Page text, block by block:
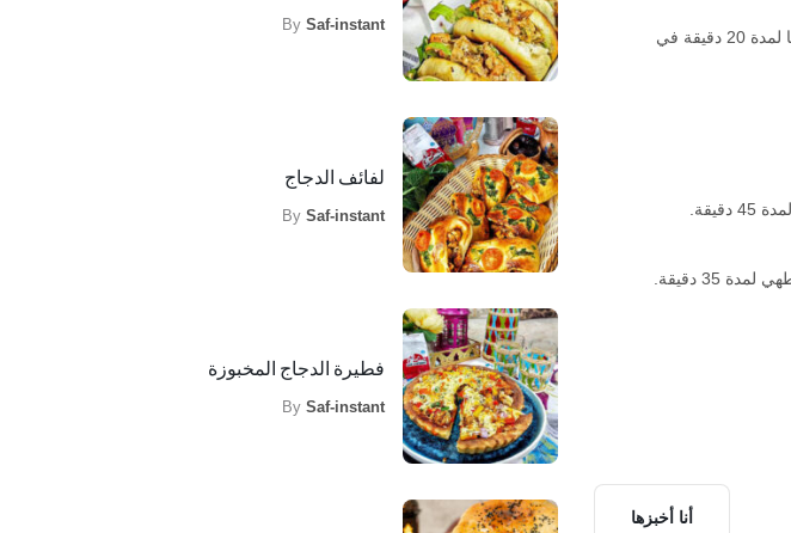
قسِّم العجينة إلى قطعتين متساويتين، وشكِّل كرات، وغطِّي هذه الأخيرة بقطعة قماش واتركها لمدة 20 دقيقة في
أنا أخبزها
By Saf-instant
لفائف الدجاج
By Saf-instant
فطيرة الدجاج المخبوزة
By Saf-instant